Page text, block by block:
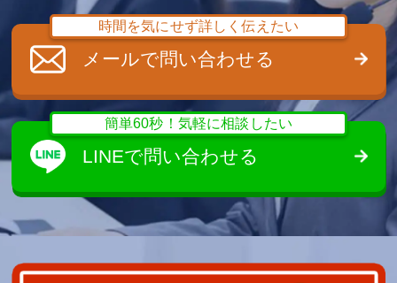
時間を気にせず詳しく伝えたい
メールで問い合わせる
簡単60秒！気軽に相談したい
LINEで問い合わせる